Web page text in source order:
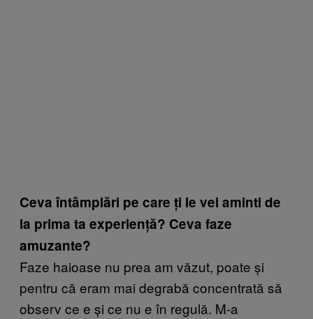
Ceva întâmplări pe care ți le vei aminti de
la prima ta experiență? Ceva faze
amuzante?
Faze haioase nu prea am văzut, poate și
pentru că eram mai degrabă concentrată să
observ ce e și ce nu e în regulă. M-a